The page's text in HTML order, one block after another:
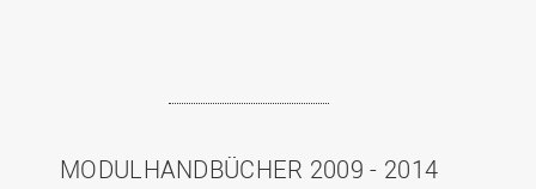
MODULHANDBÜCHER 2009 - 2014